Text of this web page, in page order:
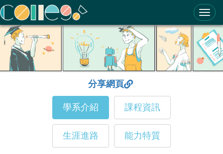
ColleGo! 大學選才與高中育才輔助系統
分享網頁
學系介紹 課程資訊
生涯進路 能力特質